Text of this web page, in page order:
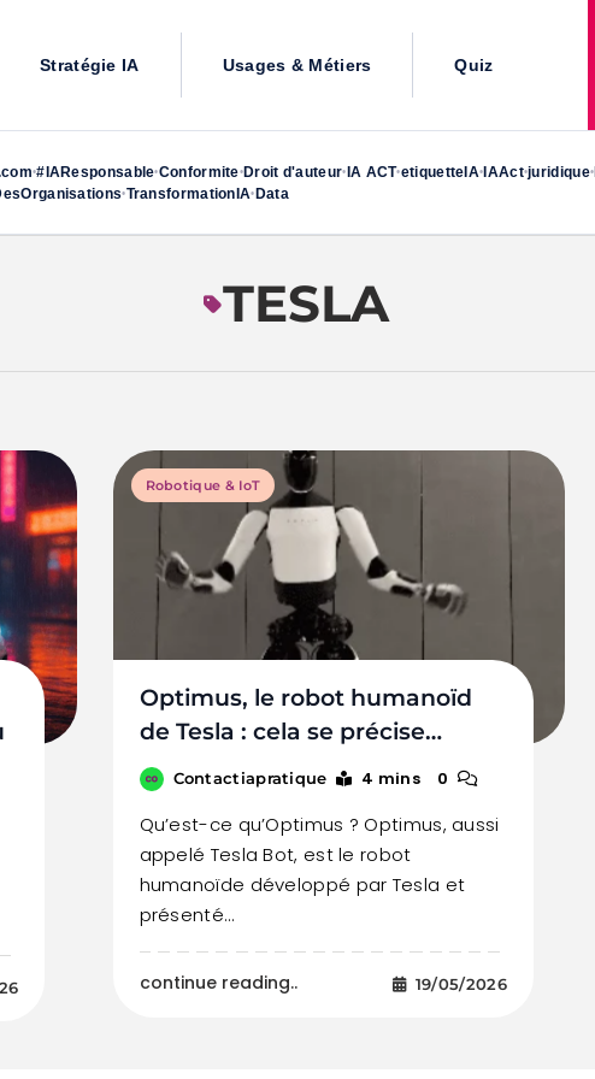
Stratégie IA Usages & Métiers Quiz
•#IAResponsable•Conformite• Droit d'auteur• IA ACT•etiquetteIA• IAAct•juridique•
•TransformationIA• Data
TESLA
Robotique & IoT
Optimus, le robot humanoïd
de Tesla : cela se précise…
Contactiapratique 4 mins 0
Qu’est-ce qu’Optimus ? Optimus, aussi
appelé Tesla Bot, est le robot
humanoïde développé par Tesla et
présenté…
continue reading.. 19/05/2026